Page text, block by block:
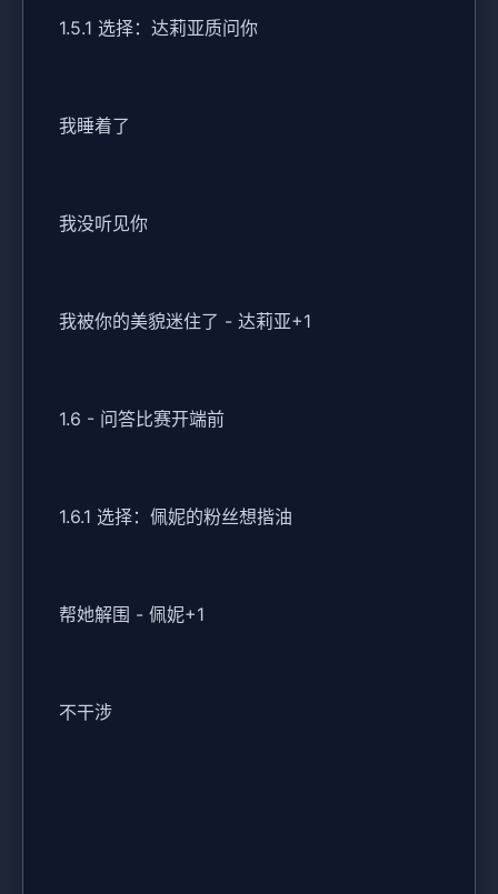
1.5.1 选择：达莉亚质问你
我睡着了
我没听见你
我被你的美貌迷住了 - 达莉亚+1
1.6 - 问答比赛开端前
1.6.1 选择：佩妮的粉丝想揩油
帮她解围 - 佩妮+1
不干涉